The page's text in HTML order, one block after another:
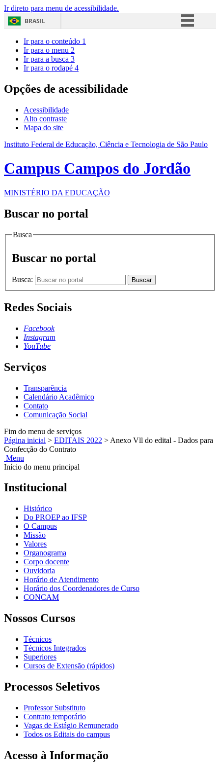
Ir direto para menu de acessibilidade.
BRASIL
Acesso à informação
Ir para o conteúdo 1
Ir para o menu 2
Ir para a busca 3
Ir para o rodapé 4
Opções de acessibilidade
Acessibilidade
Alto contraste
Mapa do site
Instituto Federal de Educação, Ciência e Tecnologia de São Paulo
Campus Campos do Jordão
MINISTÉRIO DA EDUCAÇÃO
Buscar no portal
Busca
Buscar no portal
Busca: Buscar
Redes Sociais
Facebook
Instagram
YouTube
Serviços
Transparência
Calendário Acadêmico
Contato
Comunicação Social
Fim do menu de serviços
Página inicial > EDITAIS 2022 > Anexo Vll do edital - Dados para
Confecção do Contrato
Menu
Início do menu principal
Institucional
Histórico
Do PROEP ao IFSP
O Campus
Missão
Valores
Organograma
Corpo docente
Ouvidoria
Horário de Atendimento
Horário dos Coordenadores de Curso
CONCAM
Nossos Cursos
Técnicos
Técnicos Integrados
Superiores
Cursos de Extensão (rápidos)
Processos Seletivos
Professor Substituto
Contrato temporário
Vagas de Estágio Remunerado
Todos os Editais do campus
Acesso à Informação